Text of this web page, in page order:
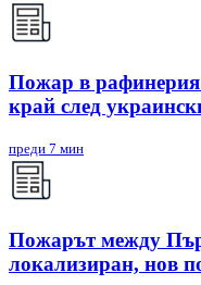
Пожар в рафинерия
край след
преди 7 мин
Пожарът между
локализиран, нов